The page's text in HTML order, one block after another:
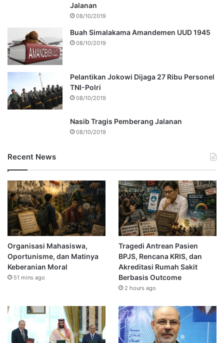
Jalanan
08/10/2019
Buah Simalakama Amandemen UUD 1945
08/10/2019
Pelantikan Jokowi Dijaga 27 Ribu Personel
TNI-Polri
08/10/2019
Nasib Tragis Pemberang Jalanan
08/10/2019
Recent News
Organisasi Mahasiswa,
Oportunisme, dan Matinya
Keberanian Moral
51 mins ago
Tragedi Antrean Pasien
BPJS, Rencana KRIS, dan
Akreditasi Rumah Sakit
Berbasis Outcome
2 hours ago